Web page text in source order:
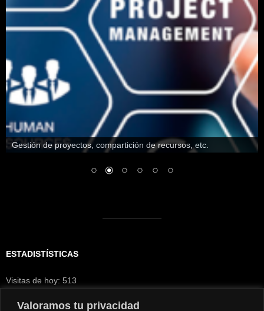
Valoramos tu privacidad
Gestión de proyectos, compartición de recursos, etc.
ESTADISTÍSTICAS
Visitas de hoy: 513
Visitantes hoy:173
Visitas de ayer: 1.075